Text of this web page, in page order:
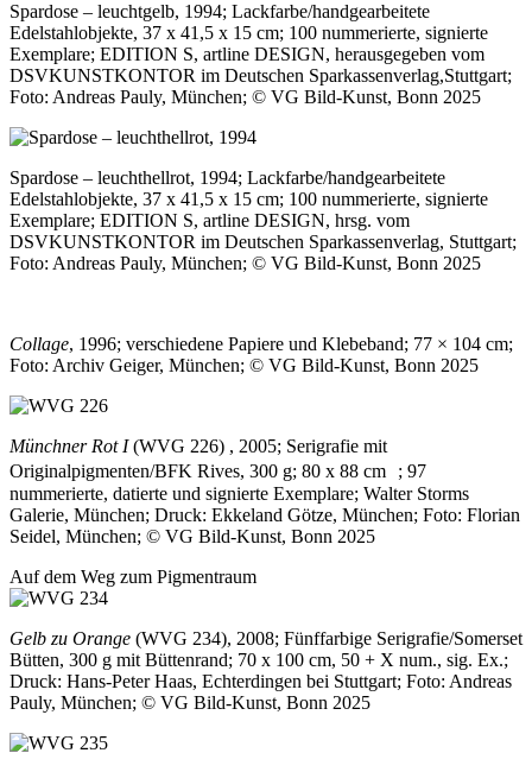
Spardose – leuchtgelb, 1994; Lackfarbe/handgearbeitete
Edelstahlobjekte, 37 x 41,5 x 15 cm; 100 nummerierte, signierte
Exemplare; EDITION S, artline DESIGN, herausgegeben vom
DSVKUNSTKONTOR im Deutschen Sparkassenverlag,Stuttgart;
Foto: Andreas Pauly, München; © VG Bild-Kunst, Bonn 2025
Spardose – leuchthellrot, 1994; Lackfarbe/handgearbeitete
Edelstahlobjekte, 37 x 41,5 x 15 cm; 100 nummerierte, signierte
Exemplare; EDITION S, artline DESIGN, hrsg. vom
DSVKUNSTKONTOR im Deutschen Sparkassenverlag, Stuttgart;
Foto: Andreas Pauly, München; © VG Bild-Kunst, Bonn 2025
Collage, 1996; verschiedene Papiere und Klebeband; 77 × 104 cm;
Foto: Archiv Geiger, München; © VG Bild-Kunst, Bonn 2025
Münchner Rot I(WVG 226) , 2005; Serigrafie mit
Originalpigmenten/BFK Rives, 300 g; 80 x 88 cm ; 97
nummerierte, datierte und signierte Exemplare; Walter Storms
Galerie, München; Druck: Ekkeland Götze, München; Foto: Florian
Seidel, München; © VG Bild-Kunst, Bonn 2025
Auf dem Weg zum Pigmentraum
Gelb zu Orange (WVG 234), 2008; Fünffarbige Serigrafie/Somerset
Bütten, 300 g mit Büttenrand; 70 x 100 cm, 50 + X num., sig. Ex.;
Druck: Hans-Peter Haas, Echterdingen bei Stuttgart; Foto: Andreas
Pauly, München; © VG Bild-Kunst, Bonn 2025